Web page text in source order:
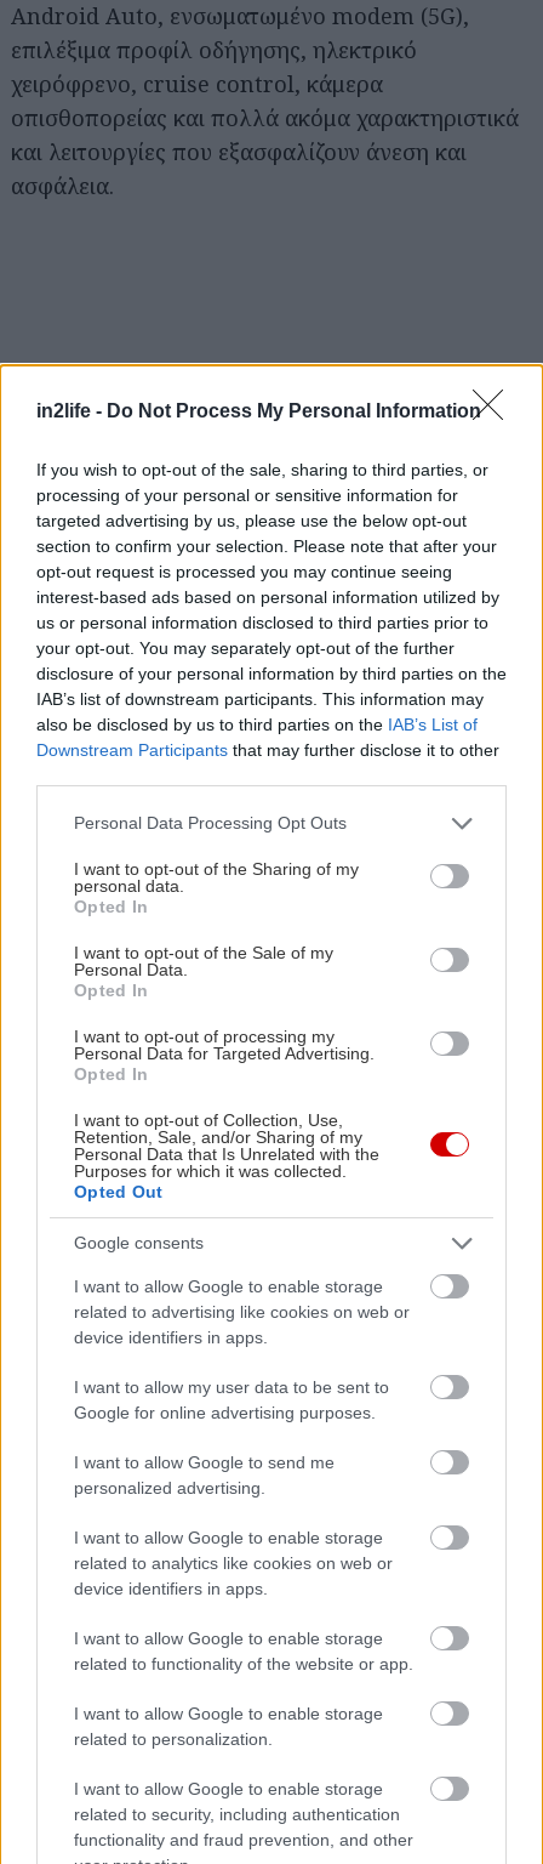
in2life - Do Not Process My Personal Information
If you wish to opt-out of the sale, sharing to third parties, or
processing of your personal or sensitive information for
targeted advertising by us, please use the below opt-out
section to confirm your selection. Please note that after your
opt-out request is processed you may continue seeing
interest-based ads based on personal information utilized by
us or personal information disclosed to third parties prior to
your opt-out. You may separately opt-out of the further
disclosure of your personal information by third parties on the
IAB’s list of downstream participants. This information may
also be disclosed by us to third parties on the IAB’s List of
Downstream Participants that may further disclose it to other
Please note that this website/app uses one or more Google
not limited to your visit or usage behaviour. You may click to
grant or deny consent to Google and its third-party tags to
use your data for below specified purposes in below Google
consent section.
Personal Data Processing Opt Outs
I want to opt-out of the Sharing of my
personal data.
Opted In
I want to opt-out of the Sale of my
Personal Data.
Opted In
I want to opt-out of processing my
Personal Data for Targeted Advertising.
Opted In
I want to opt-out of Collection, Use,
Retention, Sale, and/or Sharing of my
Personal Data that Is Unrelated with the
Purposes for which it was collected.
Opted Out
Google consents
I want to allow Google to enable storage
related to advertising like cookies on web or
device identifiers in apps.
I want to allow my user data to be sent to
Google for online advertising purposes.
I want to allow Google to send me
personalized advertising.
I want to allow Google to enable storage
related to analytics like cookies on web or
device identifiers in apps.
I want to allow Google to enable storage
related to functionality of the website or app.
I want to allow Google to enable storage
related to personalization.
I want to allow Google to enable storage
related to security, including authentication
functionality and fraud prevention, and other
Android Auto, ενσωματωμένο modem (5G),
επιλέξιμα προφίλ οδήγησης, ηλεκτρικό
χειρόφρενο, cruise control, κάμερα
οπισθοπορείας και πολλά ακόμα χαρακτηριστικά
και λειτουργίες που εξασφαλίζουν άνεση και
ασφάλεια.
Διαβάστε επίσης
Η κάποτε ισχυρή αυτοκινητοβιομηχανία της
Γερμανίας βρίσκεται σε κρίση. Τι θα χρειαστεί
Η Ford
PODCASTS